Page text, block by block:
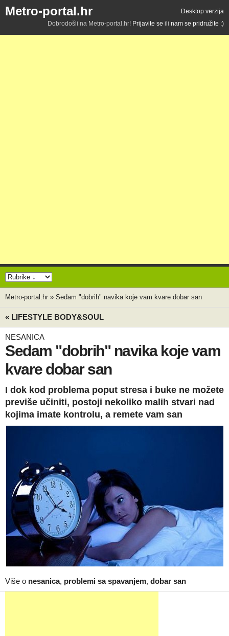
Metro-portal.hr
Desktop verzija
Dobrodošli na Metro-portal.hr! Prijavite se ili nam se pridružite :)
Metro-portal.hr » Sedam "dobrih" navika koje vam kvare dobar san
« LIFESTYLE BODY&SOUL
NESANICA
Sedam "dobrih" navika koje vam
kvare dobar san
I dok kod problema poput stresa i buke ne možete
previše učiniti, postoji nekoliko malih stvari nad
kojima imate kontrolu, a remete vam san
Više o nesanica, problemi sa spavanjem, dobar san